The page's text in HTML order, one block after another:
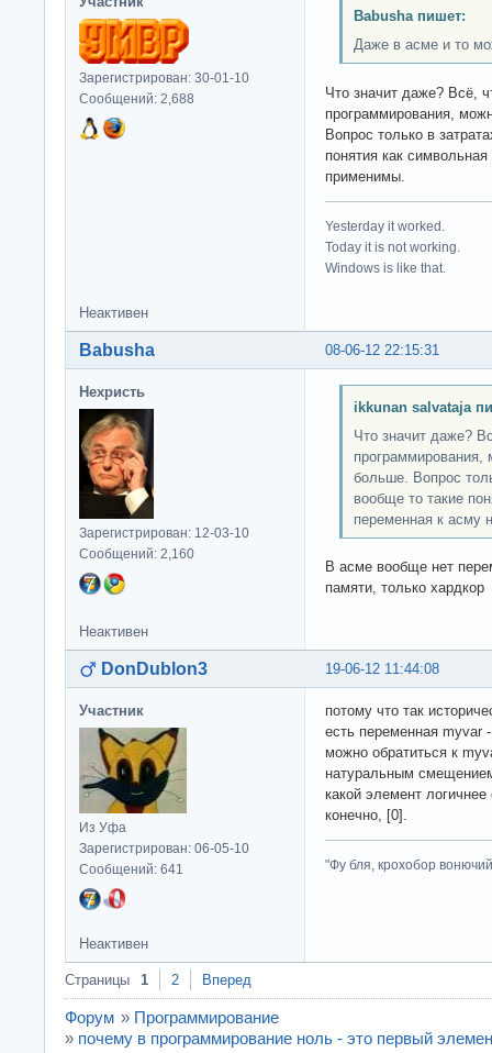
Зарегистрирован: 30-01-10
Сообщений: 2,688
Babusha пишет:
Даже в асме и то
Что значит даже? Всё,
программирования,
Вопрос только в
понятия как
применимы.
Yesterday it worked.
Today it is not working.
Windows is like that.
Неактивен
08-06-12 22:15:31
Babusha
Нехристь
Зарегистрирован: 12-03-10
Сообщений: 2,160
ikkunan salvataja
Что значит даже?
больше. Вопрос
вообще то такие
переменная к асму
В асме вообще нет
памяти, только хардкор
Неактивен
19-06-12 11:44:08
DonDublon3
Участник
Из Уфа
Зарегистрирован: 06-05-10
Сообщений: 641
потому что так
есть переменная myvar
можно обратиться к
натуральным
какой элемент
конечно, [0].
"Фу бля, крохобор
Неактивен
Страницы 1 2 Вперед
Форум » Программирование
» почему в программирование ноль - это первый